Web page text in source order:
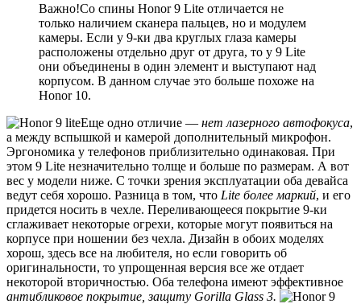
Важно!Со спины Honor 9 Lite отличается не
только наличием сканера пальцев, но и модулем
камеры. Если у 9-ки два круглых глаза камеры
расположены отдельно друг от друга, то у 9 Lite
они объединены в один элемент и выступают над
корпусом. В данном случае это больше похоже на
Honor 10.
Еще одно отличие — нет лазерного автофокуса,
а между вспышкой и камерой дополнительный микрофон.
Эргономика у телефонов приблизительно одинаковая. При
этом 9 Lite незначительно толще и больше по размерам. А вот
вес у модели ниже. С точки зрения эксплуатации оба девайса
ведут себя хорошо. Разница в том, что Lite более маркий, и его
придется носить в чехле. Переливающееся покрытие 9-ки
сглаживает некоторые огрехи, которые могут появиться на
корпусе при ношении без чехла. Дизайн в обоих моделях
хорош, здесь все на любителя, но если говорить об
оригинальности, то упрощенная версия все же отдает
некоторой вторичностью. Оба телефона имеют эффективное
антибликовое покрытие, защиту Gorilla Glass 3.